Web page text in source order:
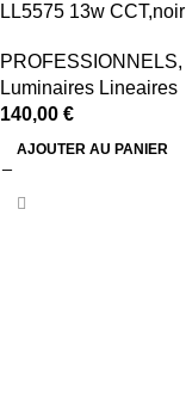
LL5575 13w CCT,noir
PROFESSIONNELS,
Luminaires Lineaires
140,00 €
AJOUTER AU PANIER